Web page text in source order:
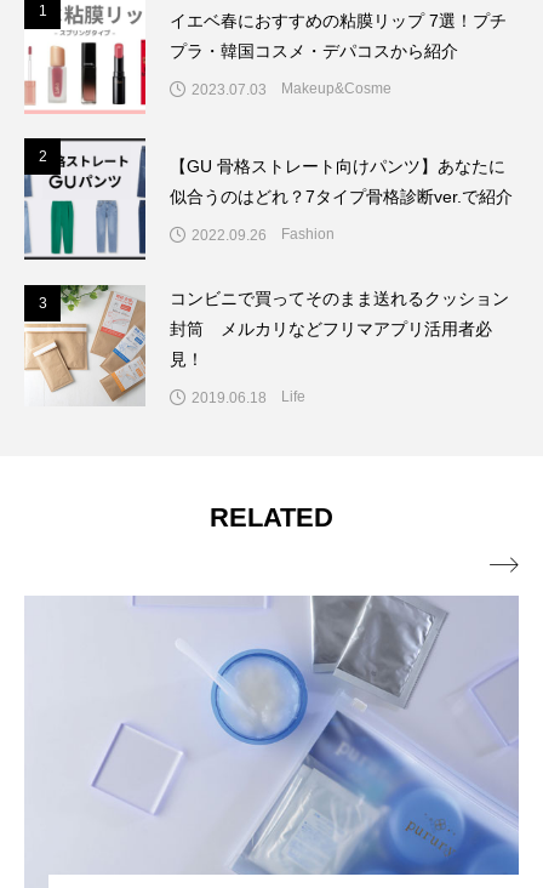
1
イエベ春におすすめの粘膜リップ 7選！プチ
プラ・韓国コスメ・デパコスから紹介
2023.07.03 Makeup&Cosme
2
【GU 骨格ストレート向けパンツ】あなたに
似合うのはどれ？7タイプ骨格診断ver.で紹介
2022.09.26 Fashion
3
コンビニで買ってそのまま送れるクッション
封筒 メルカリなどフリマアプリ活用者必
見！
2019.06.18 Life
RELATED
